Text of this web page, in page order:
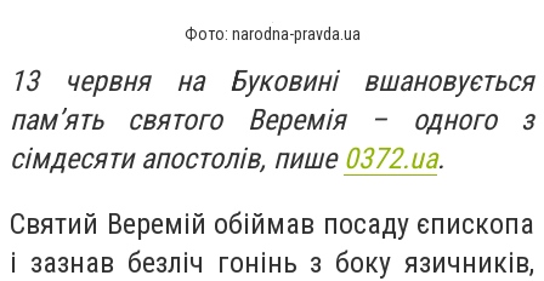
Фото: narodna-pravda.ua
13 червня на Буковині вшановується
пам’ять святого Веремія – одного з
сімдесяти апостолів, пише 0372.ua.
Святий Веремій обіймав посаду єпископа
і зазнав безліч гонінь з боку язичників,